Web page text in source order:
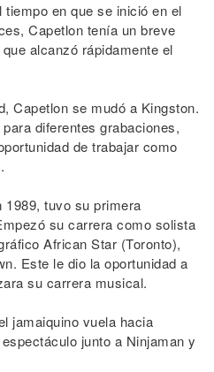
tiempo en que se inició en el
Capetlon tenía un breve
alcanzó rápidamente el
Capetlon se mudó a Kingston.
diferentes grabaciones,
de trabajar como
tuvo su primera
su carrera como solista
African Star (Toronto),
Este le dio la oportunidad a
su carrera musical.
jamaiquino vuela hacia
junto a Ninjaman y